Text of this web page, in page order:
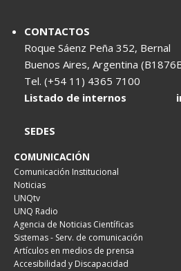
CONTACTOS
Roque Sáenz Peña 352, Bernal
Buenos Aires, Argentina
Tel. (+54 11) 4365 7100
Listado de internos
SEDES
COMUNICACIÓN
Comunicación Institucional
Noticias
UNQtv
UNQ Radio
Agencia de Noticias Científicas
Sistemas - Serv. de comunicación
Artículos en medios de prensa
Accesibilidad y Discapacidad